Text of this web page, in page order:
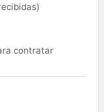
contratar